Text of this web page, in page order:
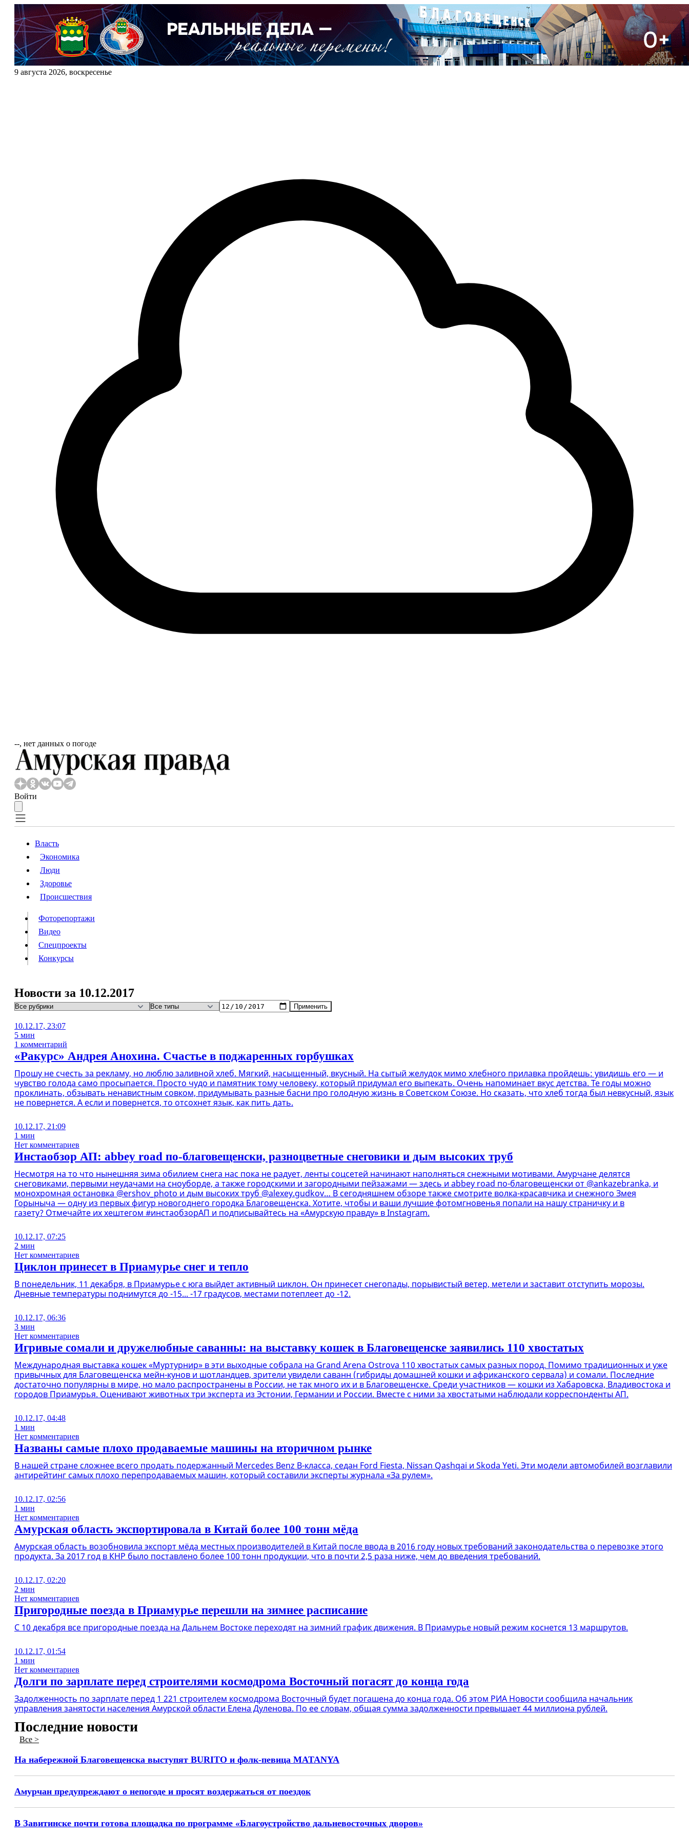
9 августа 2026, воскресенье
‐‐, нет данных о погоде
Войти
Власть
Происшествия
Видео
Конкурсы
Власть
Экономика
Люди
Здоровье
Происшествия
Фоторепортажи
Видео
Спецпроекты
Конкурсы
Новости за 10.12.2017
Применить
10.12.17, 23:07
5 мин
1 комментарий
«Ракурс» Андрея Анохина. Счастье в поджаренных горбушках
Прошу не счесть за рекламу, но люблю заливной хлеб. Мягкий, насыщенный, вкусный. На сытый желудок мимо хлебного прилавка пройдешь: увидишь его — и
чувство голода само просыпается. Просто чудо и памятник тому человеку, который придумал его выпекать. Очень напоминает вкус детства. Те годы можно
проклинать, обзывать ненавистным совком, придумывать разные басни про голодную жизнь в Советском Союзе. Но сказать, что хлеб тогда был невкусный, язык
не повернется. А если и повернется, то отсохнет язык, как пить дать.
10.12.17, 21:09
1 мин
Нет комментариев
Инстаобзор АП: abbey road по-благовещенски, разноцветные снеговики и дым высоких труб
Несмотря на то что нынешняя зима обилием снега нас пока не радует, ленты соцсетей начинают наполняться снежными мотивами. Амурчане делятся
снеговиками, первыми неудачами на сноуборде, а также городскими и загородными пейзажами — здесь и аbbey road по-благовещенски от @ankazebranka, и
монохромная остановка @ershov_photo и дым высоких труб @alexey.gudkov… В сегодняшнем обзоре также смотрите волка-красавчика и снежного Змея
Горыныча — одну из первых фигур новогоднего городка Благовещенска. Хотите, чтобы и ваши лучшие фотомгновенья попали на нашу страничку и в
газету? Отмечайте их хештегом #инстаобзорАП и подписывайтесь на «Амурскую правду» в Instagram.
10.12.17, 07:25
2 мин
Нет комментариев
Циклон принесет в Приамурье снег и тепло
В понедельник, 11 декабря, в Приамурье с юга выйдет активный циклон. Он принесет снегопады, порывистый ветер, метели и заставит отступить морозы.
Дневные температуры поднимутся до -15... -17 градусов, местами потеплеет до -12.
10.12.17, 06:36
3 мин
Нет комментариев
Игривые сомали и дружелюбные саванны: на выставку кошек в Благовещенске заявились 110 хвостатых
Международная выставка кошек «Муртурнир» в эти выходные собрала на Grand Arena Ostrova 110 хвостатых самых разных пород. Помимо традиционных и уже
привычных для Благовещенска мейн-кунов и шотландцев, зрители увидели саванн (гибриды домашней кошки и африканского сервала) и сомали. Последние
достаточно популярны в мире, но мало распространены в России, не так много их и в Благовещенске. Среди участников — кошки из Хабаровска, Владивостока и
городов Приамурья. Оценивают животных три эксперта из Эстонии, Германии и России. Вместе с ними за хвостатыми наблюдали корреспонденты АП.
10.12.17, 04:48
1 мин
Нет комментариев
Названы самые плохо продаваемые машины на вторичном рынке
В нашей стране сложнее всего продать подержанный Mercedes Benz B-класса, седан Ford Fiesta, Nissan Qashqai и Skoda Yeti. Эти модели автомобилей возглавили
антирейтинг самых плохо перепродаваемых машин, который составили эксперты журнала «За рулем».
10.12.17, 02:56
1 мин
Нет комментариев
Амурская область экспортировала в Китай более 100 тонн мёда
Амурская область возобновила экспорт мёда местных производителей в Китай после ввода в 2016 году новых требований законодательства о перевозке этого
продукта. За 2017 год в КНР было поставлено более 100 тонн продукции, что в почти 2,5 раза ниже, чем до введения требований.
10.12.17, 02:20
2 мин
Нет комментариев
Пригородные поезда в Приамурье перешли на зимнее расписание
С 10 декабря все пригородные поезда на Дальнем Востоке переходят на зимний график движения. В Приамурье новый режим коснется 13 маршрутов.
10.12.17, 01:54
1 мин
Нет комментариев
Долги по зарплате перед строителями космодрома Восточный погасят до конца года
Задолженность по зарплате перед 1 221 строителем космодрома Восточный будет погашена до конца года. Об этом РИА Новости сообщила начальник
управления занятости населения Амурской области Елена Дуленова. По ее словам, общая сумма задолженности превышает 44 миллиона рублей.
Последние новости
Все >
На набережной Благовещенска выступят BURITO и фолк-певица MATANYA
Амурчан предупреждают о непогоде и просят воздержаться от поездок
В Завитинске почти готова площадка по программе «Благоустройство дальневосточных дворов»